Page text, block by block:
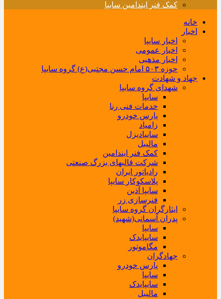
کمک فنر ایندامین سایپا
خانه
اخبار
اخبار سایپا
اخبار عمومی
اخبار مذهبی
حوزه ۵۰۳ امام حسن مجتبی(ع) گروه سایپا
جهاد و شهادت
شهدای گروه سایپا
سایپا
خدمات فنی رنا
پارس خودرو
زامیاد
سایپادیزل
مالیبل
کمک فنر ایندامین
شرکت قالبهای بزرگ صنعتی
رادیاتور ایران
پلاسکوکار سایپا
سایپا آذین
فنرسازی زر
ایثارگران گروه سایپا
پدران آسمانی(شهید)
سایپا
سایپایدک
مگاموتور
جهادگران
پارس خودرو
سایپا
سایپایدک
مالیبل